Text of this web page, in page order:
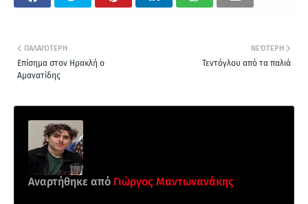
ΝΕΌΤΕΡΗ
Τεντόγλου από τα παλιά
ΠΑΛΑΙΌΤΕΡΗ
Επίσημα στον Ηρακλή ο
Αμανατίδης
Αναρτήθηκε από Γιώργος Μαντωνανάκης